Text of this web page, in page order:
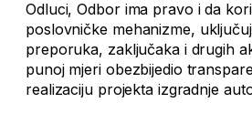
Odluci, Odbor ima pravo i da
poslovničke mehanizme,
preporuka, zaključaka i drugih
punoj mjeri obezbijedio
realizaciju projekta izgradnje